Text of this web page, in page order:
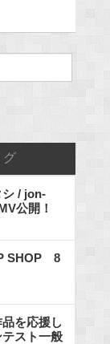
グ
/ jon-
公開！
SHOP 8
を応援し
スト一般